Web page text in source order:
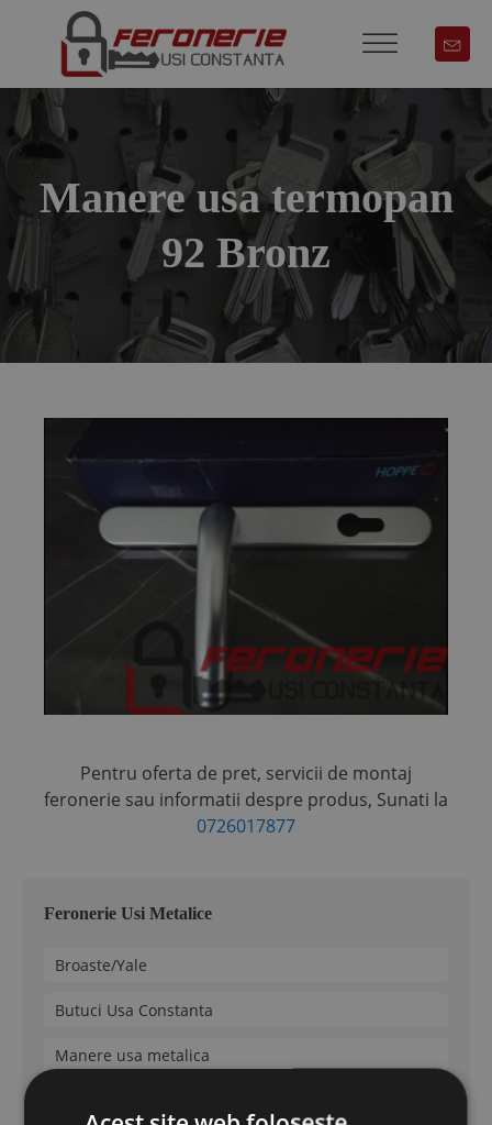
Manere usa termopan
92 Bronz
Feronerie Usi Metalice
Broaste/Yale
Butuci Usa Constanta
Manere usa metalica
Pentru oferta de pret, servicii de montaj
feronerie sau informatii despre produs, Sunati la
0726017877